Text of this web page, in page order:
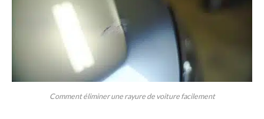
Comment éliminer une rayure de voiture facilement